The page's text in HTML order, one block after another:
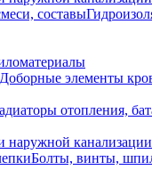
составы
Доборные элементы
отопления,
наружной канализации
Болты, винты,